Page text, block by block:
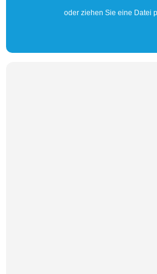
oder ziehen Sie eine Datei